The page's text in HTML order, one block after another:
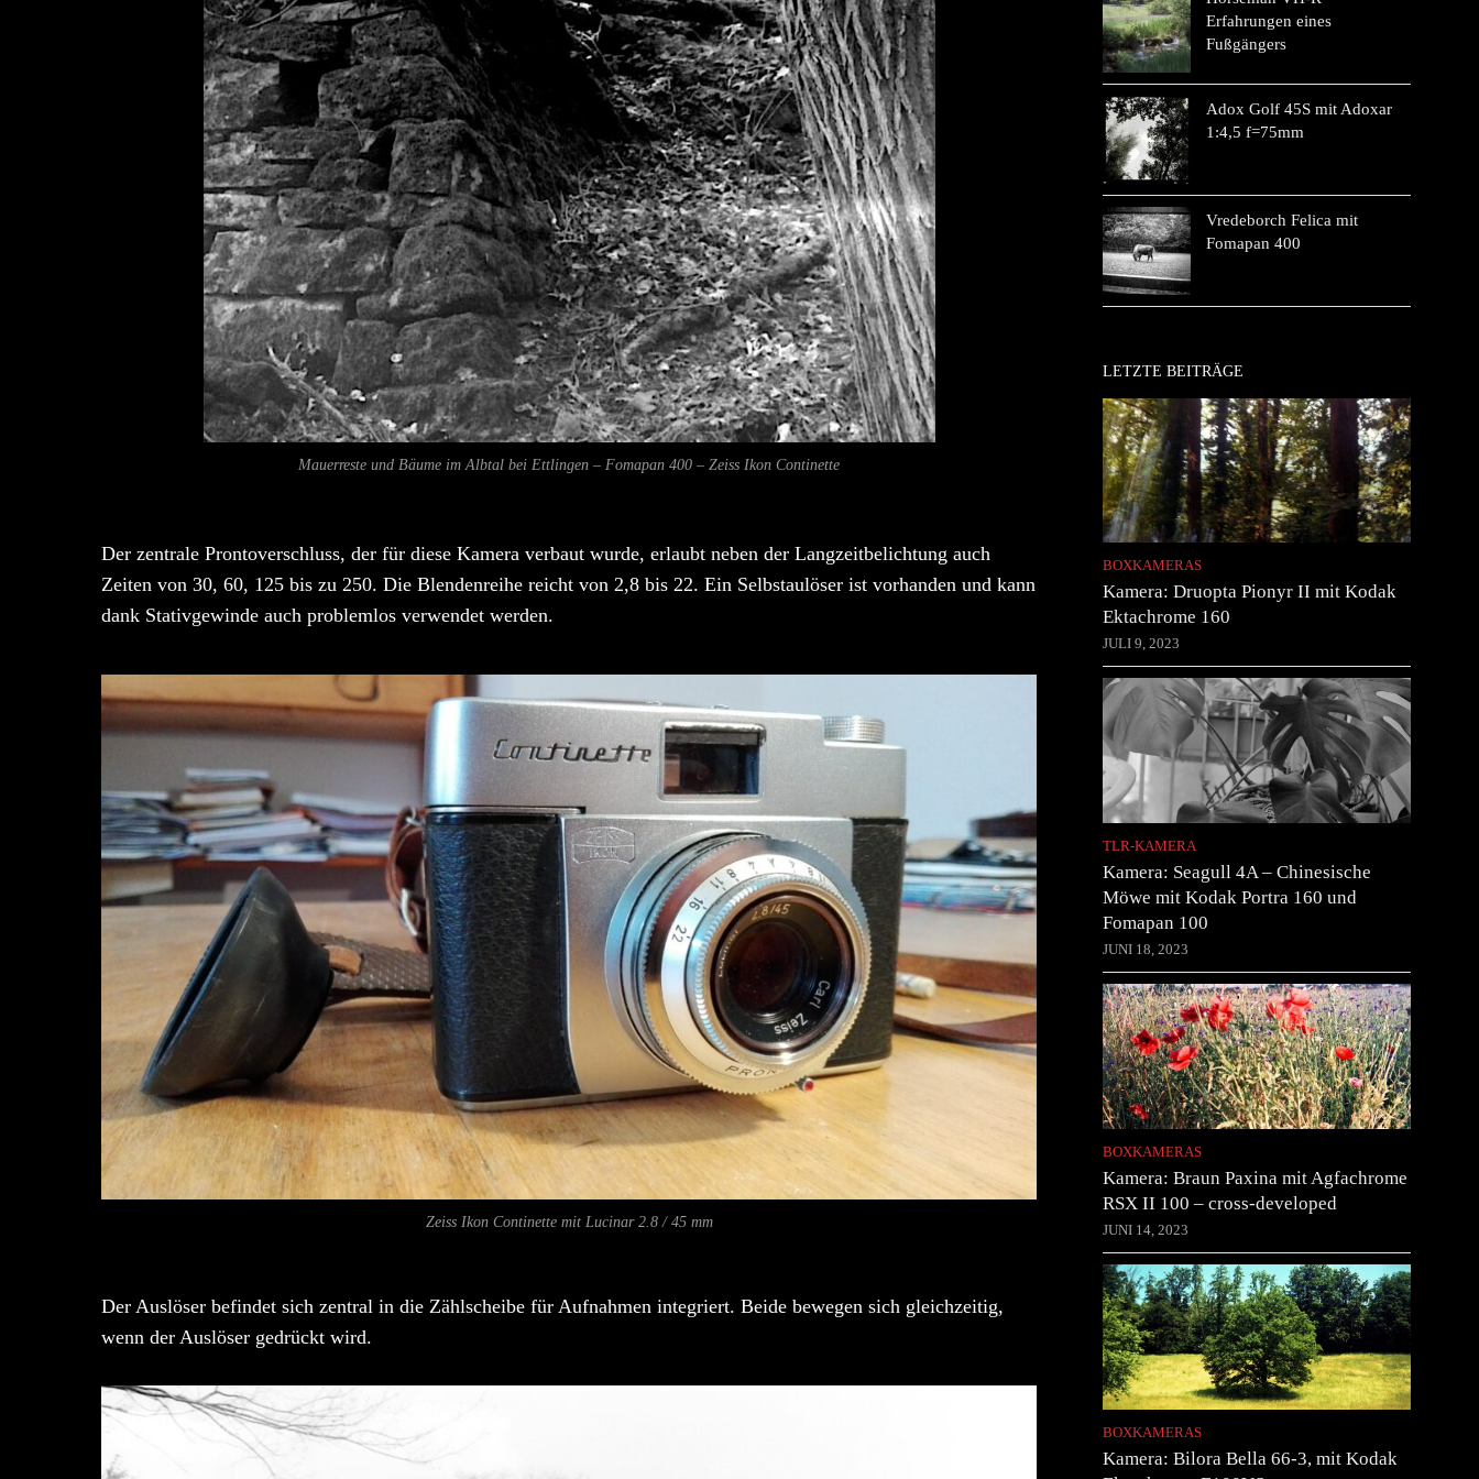
Mauerreste und Bäume im Albtal bei Ettlingen – Fomapan 400 – Zeiss Ikon Continette
Der zentrale Prontoverschluss, der für diese Kamera verbaut wurde, erlaubt neben der Langzeitbelichtung auch
Zeiten von 30, 60, 125 bis zu 250. Die Blendenreihe reicht von 2,8 bis 22. Ein Selbstaulöser ist vorhanden und kann
dank Stativgewinde auch problemlos verwendet werden.
Zeiss Ikon Continette mit Lucinar 2.8 / 45 mm
Der Auslöser befindet sich zentral in die Zählscheibe für Aufnahmen integriert. Beide bewegen sich gleichzeitig,
wenn der Auslöser gedrückt wird.
Erfahrungen eines
Fußgängers
Adox Golf 45S mit Adoxar
1:4,5 f=75mm
Vredeborch Felica mit
Fomapan 400
LETZTE BEITRÄGE
BOXKAMERAS
Kamera: Druopta Pionyr II mit Kodak
Ektachrome 160
JULI 9, 2023
TLR-KAMERA
Kamera: Seagull 4A – Chinesische
Möwe mit Kodak Portra 160 und
Fomapan 100
JUNI 18, 2023
BOXKAMERAS
Kamera: Braun Paxina mit Agfachrome
RSX II 100 – cross-developed
JUNI 14, 2023
BOXKAMERAS
Kamera: Bilora Bella 66-3, mit Kodak